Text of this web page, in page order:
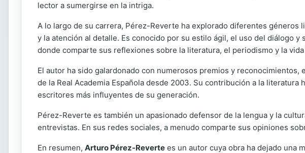
lector a sumergirse en la intriga.
A lo largo de su carrera, Pérez-Reverte ha explorado diferentes
y la atención al detalle. Es conocido por su estilo ágil, el uso del diálogo
donde comparte sus reflexiones sobre la literatura, el periodismo y la
El autor ha sido galardonado con numerosos premios y reconocimientos,
de la Real Academia Española desde 2003. Su contribución a la
escritores más influyentes de su generación.
Pérez-Reverte es también un apasionado defensor de la lengua y la
entrevistas. En sus redes sociales, a menudo comparte sus opiniones
En resumen, Arturo Pérez-Reverte es un autor cuya obra ha dejado una